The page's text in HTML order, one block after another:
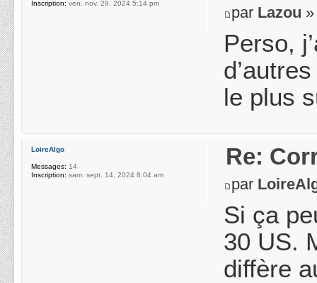
par Lazou
Perso,
le plus
Inscription: ven. nov. 29, 2024 5:14 pm
Re:
par
Si ça
30 US.
diffère
LoireAlgo
Messages: 14
Inscription: sam. sept. 14, 2024 8:04 am